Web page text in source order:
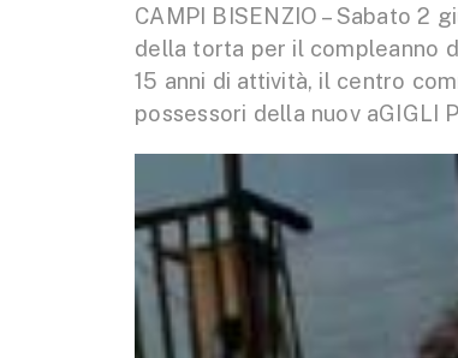
CAMPI BISENZIO – Sabato 2
della torta per il compleanno
15 anni di attività, il centro
possessori della nuov aGIGLI